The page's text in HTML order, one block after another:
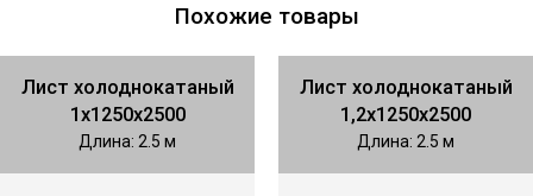
Похожие товары
Лист холоднокатаный
1х1250х2500
Длина: 2.5 м
Лист холоднокатаный
1,2х1250х2500
Длина: 2.5 м